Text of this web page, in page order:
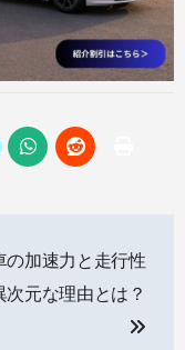
の加速力と走行性
次元な理由とは？